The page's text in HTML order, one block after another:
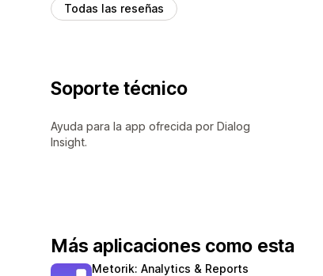
Todas las reseñas
Soporte técnico
Ayuda para la app ofrecida por Dialog
Insight.
Más aplicaciones como esta
Metorik: Analytics & Reports